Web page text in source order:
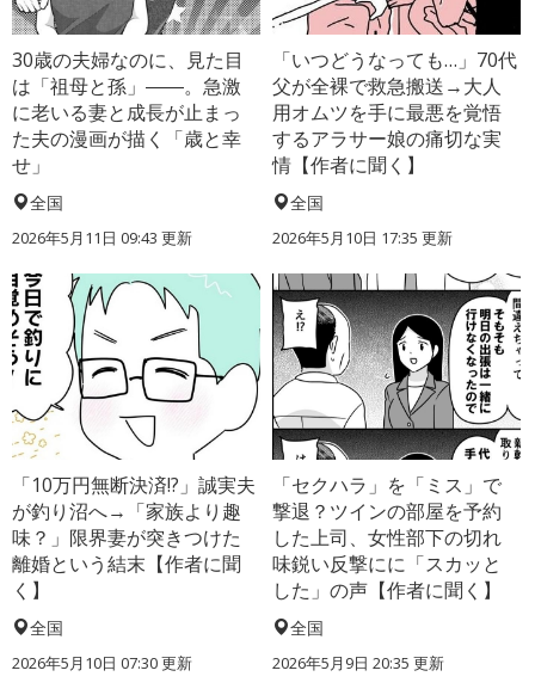
30歳の夫婦なのに、見た目
は「祖母と孫」――。急激
に老いる妻と成長が止まっ
た夫の漫画が描く「歳と幸
せ」
全国
2026年5月11日 09:43 更新
「いつどうなっても…」70代
父が全裸で救急搬送→大人
用オムツを手に最悪を覚悟
するアラサー娘の痛切な実
情【作者に聞く】
全国
2026年5月10日 17:35 更新
「10万円無断決済!?」誠実夫
が釣り沼へ→「家族より趣
味？」限界妻が突きつけた
離婚という結末【作者に聞
く】
全国
2026年5月10日 07:30 更新
「セクハラ」を「ミス」で
撃退？ツインの部屋を予約
した上司、女性部下の切れ
味鋭い反撃にに「スカッと
した」の声【作者に聞く】
全国
2026年5月9日 20:35 更新